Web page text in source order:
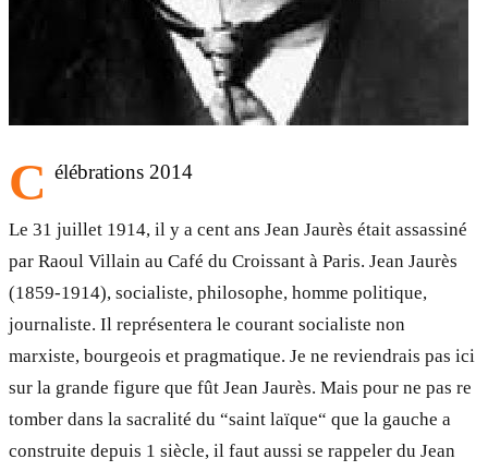
C élébrations 2014
Le 31 juillet 1914, il y a cent ans Jean Jaurès était assassiné
par Raoul Villain au Café du Croissant à Paris. Jean Jaurès
(1859-1914), socialiste, philosophe, homme politique,
journaliste. Il représentera le courant socialiste non
marxiste, bourgeois et pragmatique. Je ne reviendrais pas ici
sur la grande figure que fût Jean Jaurès. Mais pour ne pas re
tomber dans la sacralité du “saint laïque“ que la gauche a
construite depuis 1 siècle, il faut aussi se rappeler du Jean